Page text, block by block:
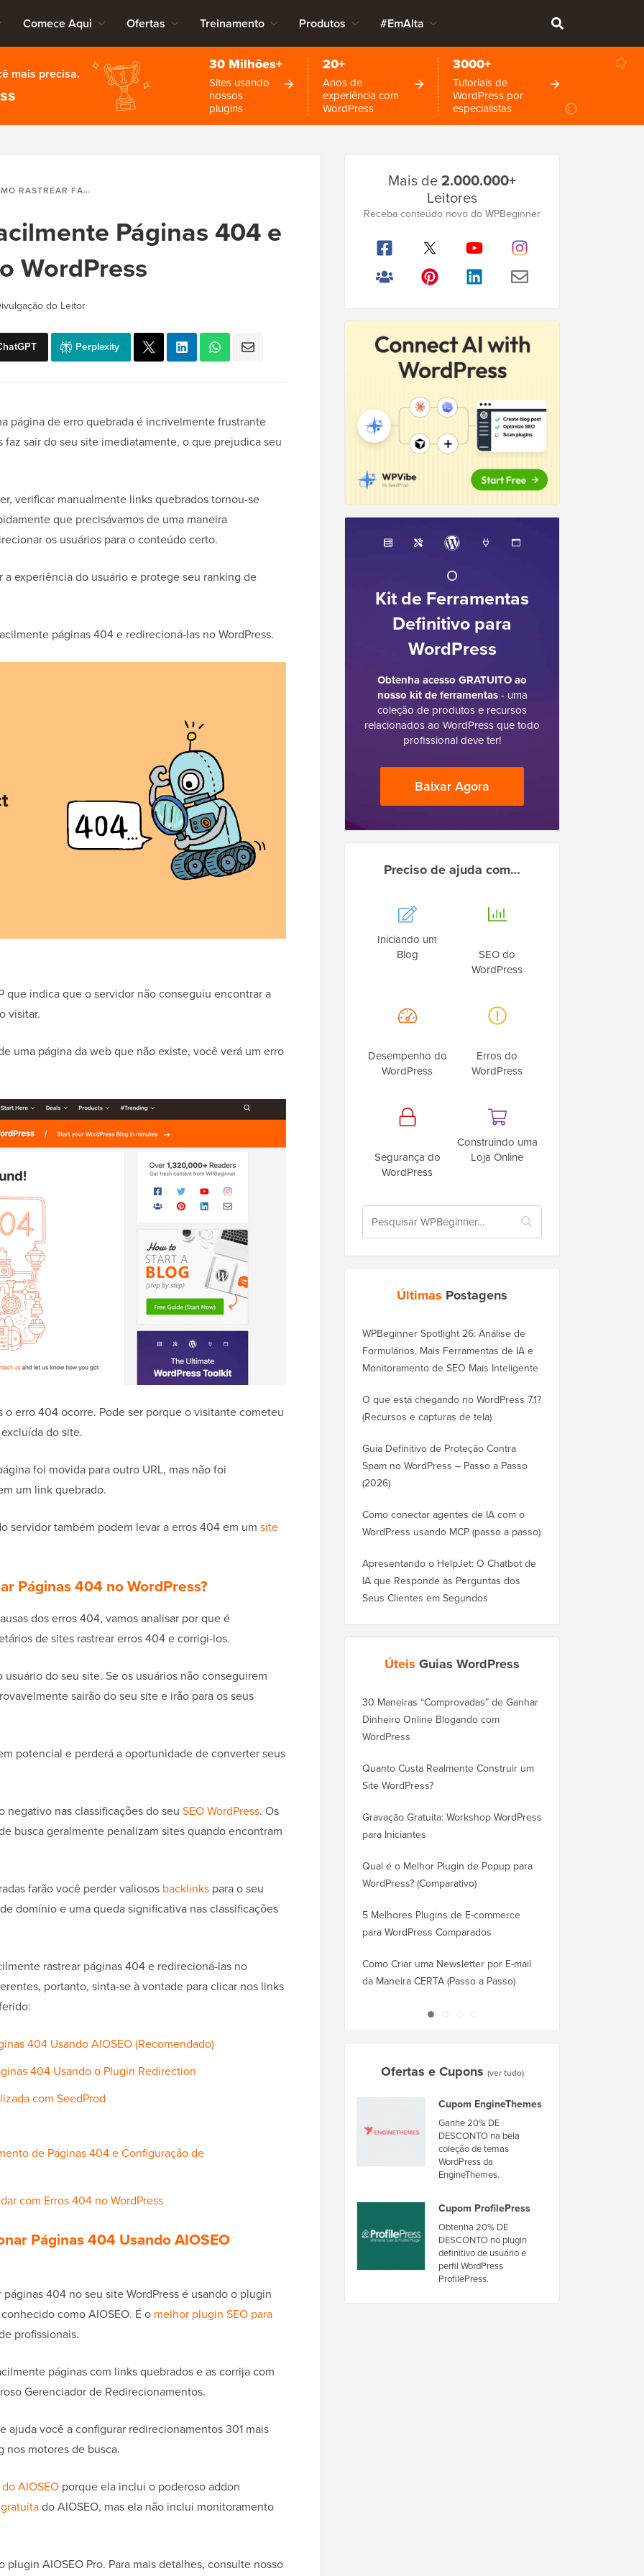
Comece Aqui Ofertas Treinamento Produtos #EmAlta
mais precisa.
30 Milhões+
Sites usando
nossos
plugins
20+
Anos de
experiência com
WordPress
3000+
Tutoriais de
WordPress por
especialistas
FACILMENTE PÁGINAS 404 E REDIRECIONÁ-LAS NO WORDPRESS
Páginas 404 e
WordPress
do Leitor
Perplexity
página de erro quebrada é incrivelmente frustrante
faz sair do seu site imediatamente, o que prejudica seu
verificar manualmente links quebrados tornou-se
que precisávamos de uma maneira
os usuários para o conteúdo certo.
experiência do usuário e protege seu ranking de
páginas 404 e redirecioná-las no WordPress.
que indica que o servidor não conseguiu encontrar a
visitar.
uma página da web que não existe, você verá um erro
o erro 404 ocorre. Pode ser porque o visitante cometeu
do site.
foi movida para outro URL, mas não foi
um link quebrado.
servidor também podem levar a erros 404 em um site
Páginas 404 no WordPress?
dos erros 404, vamos analisar por que é
de sites rastrear erros 404 e corrigi-los.
do seu site. Se os usuários não conseguirem
sairão do seu site e irão para os seus
potencial e perderá a oportunidade de converter seus
nas classificações do seu SEO WordPress. Os
busca geralmente penalizam sites quando encontram
farão você perder valiosos backlinks para o seu
domínio e uma queda significativa nas classificações
rastrear páginas 404 e redirecioná-las no
portanto, sinta-se à vontade para clicar nos links
404 Usando AIOSEO (Recomendado)
404 Usando o Plugin Redirection
com SeedProd
de Páginas 404 e Configuração de
com Erros 404 no WordPress
Páginas 404 Usando AIOSEO
404 no seu site WordPress é usando o plugin
como AIOSEO. É o melhor plugin SEO para
profissionais.
páginas com links quebrados e as corrija com
Gerenciador de Redirecionamentos.
ajuda você a configurar redirecionamentos 301 mais
nos motores de busca.
AIOSEO porque ela inclui o poderoso addon
do AIOSEO, mas ela não inclui monitoramento
AIOSEO Pro. Para mais detalhes, consulte nosso
Lateral
Principal
Mais de2.000.000+
Leitores
Receba conteúdo novo do WPBeginner
O
Kit de Ferramentas
Definitivo para
WordPress
Obtenha acesso GRATUITO ao
nosso kit de ferramentas- uma
coleção de produtos e recursos
relacionados ao WordPress que todo
profissional deve ter!
Baixar Agora
Preciso de ajuda com…
Iniciando um
Blog
SEO do
WordPress
Desempenho do
WordPress
Erros do
WordPress
Segurança do
WordPress
Construindo uma
Loja Online
Últimas Postagens
WPBeginner Spotlight 26: Análise de
Formulários, Mais Ferramentas de IA e
Monitoramento de SEO Mais Inteligente
O que está chegando no WordPress 7.1?
(Recursos e capturas de tela)
Guia Definitivo de Proteção Contra
Spam no WordPress – Passo a Passo
(2026)
Como conectar agentes de IA com o
WordPress usando MCP (passo a passo)
Apresentando o HelpJet: O Chatbot de
IA que Responde às Perguntas dos
Seus Clientes em Segundos
Úteis Guias WordPress
30 Maneiras “Comprovadas” de Ganhar
Dinheiro Online Blogando com
WordPress
Quanto Custa Realmente Construir um
Site WordPress?
Gravação Gratuita: Workshop WordPress
para Iniciantes
Qual é o Melhor Plugin de Popup para
WordPress? (Comparativo)
5 Melhores Plugins de E-commerce
para WordPress Comparados
Como Criar uma Newsletter por E-mail
da Maneira CERTA (Passo a Passo)
Ofertas e Cupons (ver tudo)
Cupom EngineThemes
Ganhe 20% DE
DESCONTO na bela
coleção de temas
WordPress da
EngineThemes.
Cupom ProfilePress
Obtenha 20% DE
DESCONTO no plugin
definitivo de usuário e
perfil WordPress
ProfilePress.